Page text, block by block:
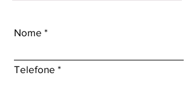
Nome
Telefone